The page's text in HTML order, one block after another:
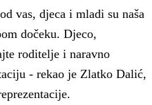
vas, djeca i mladi su naša
dočeku. Djeco,
roditelje i naravno
- rekao je Zlatko Dalić,